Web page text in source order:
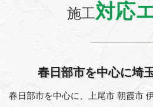
施工対応
春日部市を中心に埼
春日部市を中心に、上尾市 朝霞市